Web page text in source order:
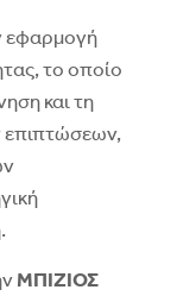
εφαρμογή
το οποίο
και τη
επιπτώσεων,
ΜΠΙΖΙΟΣ